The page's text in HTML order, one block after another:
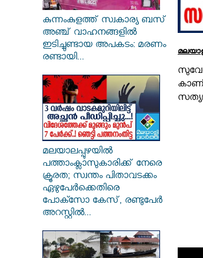
കുന്നംകുളത്ത് സ്വകാര്യ ബസ്
അഞ്ച് വാഹനങ്ങളിൽ
ഇടിച്ചുണ്ടായ അപകടം: മരണം
രണ്ടായി...
മലയാലപ്പുഴയിൽ
പത്താംക്ലാസുകാരിക്ക് നേരെ
ക്രൂരത; സ്വന്തം പിതാവടക്കം
ഏഴുപേർക്കെതിരെ
പോക്സോ കേസ്, രണ്ടുപേർ
അറസ്റ്റിൽ...